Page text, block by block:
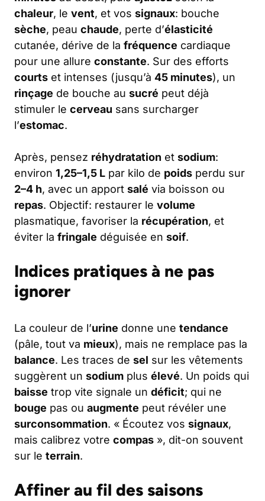
chaleur, le vent, et vos signaux: bouche
sèche, peau chaude, perte d’élasticité
cutanée, dérive de la fréquence cardiaque
pour une allure constante. Sur des efforts
courts et intenses (jusqu’à 45 minutes), un
rinçage de bouche au sucré peut déjà
stimuler le cerveau sans surcharger
l’estomac.
Après, pensez réhydratation et sodium:
environ 1,25–1,5 L par kilo de poids perdu sur
2–4 h, avec un apport salé via boisson ou
repas. Objectif: restaurer le volume
plasmatique, favoriser la récupération, et
éviter la fringale déguisée en soif.
Indices pratiques à ne pas
ignorer
La couleur de l’urine donne une tendance
(pâle, tout va mieux), mais ne remplace pas la
balance. Les traces de sel sur les vêtements
suggèrent un sodium plus élevé. Un poids qui
baisse trop vite signale un déficit; qui ne
bouge pas ou augmente peut révéler une
surconsommation. « Écoutez vos signaux,
mais calibrez votre compas », dit-on souvent
sur le terrain.
Affiner au fil des saisons